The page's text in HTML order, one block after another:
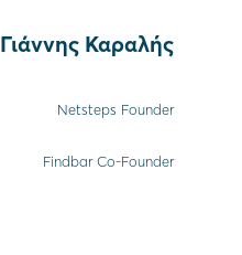
Γιάννης Καραλής
Netsteps Founder
Findbar Co-Founder